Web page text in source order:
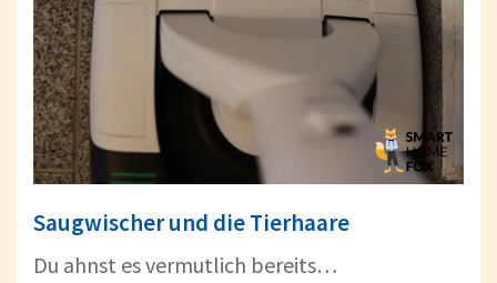
Saugwischer und die Tierhaare
Du ahnst es vermutlich bereits…